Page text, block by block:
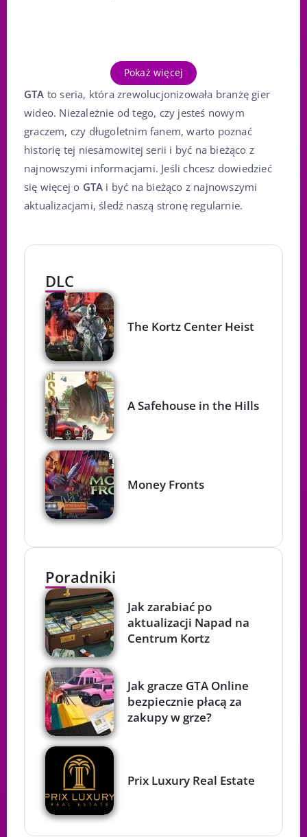
Pokaż więcej
GTA to seria, która zrewolucjonizowała branżę gier
wideo. Niezależnie od tego, czy jesteś nowym
graczem, czy długoletnim fanem, warto poznać
historię tej niesamowitej serii i być na bieżąco z
najnowszymi informacjami. Jeśli chcesz dowiedzieć
się więcej o GTA i być na bieżąco z najnowszymi
aktualizacjami, śledź naszą stronę regularnie.
DLC
The Kortz Center Heist
A Safehouse in the Hills
Money Fronts
Poradniki
Jak zarabiać po
aktualizacji Napad na
Centrum Kortz
Jak gracze GTA Online
bezpiecznie płacą za
zakupy w grze?
Prix Luxury Real Estate